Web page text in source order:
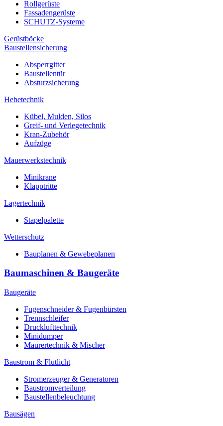
Rollgerüste
Fassadengerüste
SCHUTZ-Systeme
Gerüstböcke
Baustellensicherung
Absperrgitter
Baustellentür
Absturzsicherung
Hebetechnik
Kübel, Mulden, Silos
Greif- und Verlegetechnik
Kran-Zubehör
Aufzüge
Mauerwerkstechnik
Minikrane
Klapptritte
Lagertechnik
Stapelpalette
Wetterschutz
Bauplanen & Gewebeplanen
Baumaschinen & Baugeräte
Baugeräte
Fugenschneider & Fugenbürsten
Trennschleifer
Drucklufttechnik
Minidumper
Maurertechnik & Mischer
Baustrom & Flutlicht
Stromerzeuger & Generatoren
Baustromverteilung
Baustellenbeleuchtung
Bausägen